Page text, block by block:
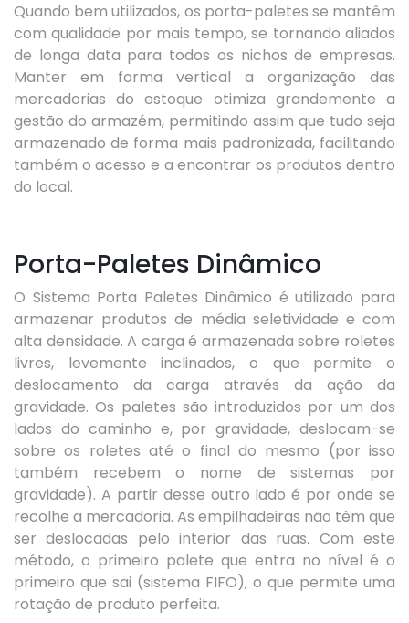
Quando bem utilizados, os porta-paletes se mantêm
com qualidade por mais tempo, se tornando aliados
de longa data para todos os nichos de empresas.
Manter em forma vertical a organização das
mercadorias do estoque otimiza grandemente a
gestão do armazém, permitindo assim que tudo seja
armazenado de forma mais padronizada, facilitando
também o acesso e a encontrar os produtos dentro
do local.
Porta-Paletes Dinâmico
O Sistema Porta Paletes Dinâmico é utilizado para
armazenar produtos de média seletividade e com
alta densidade. A carga é armazenada sobre roletes
livres, levemente inclinados, o que permite o
deslocamento da carga através da ação da
gravidade. Os paletes são introduzidos por um dos
lados do caminho e, por gravidade, deslocam-se
sobre os roletes até o final do mesmo (por isso
também recebem o nome de sistemas por
gravidade). A partir desse outro lado é por onde se
recolhe a mercadoria. As empilhadeiras não têm que
ser deslocadas pelo interior das ruas. Com este
método, o primeiro palete que entra no nível é o
primeiro que sai (sistema FIFO), o que permite uma
rotação de produto perfeita.